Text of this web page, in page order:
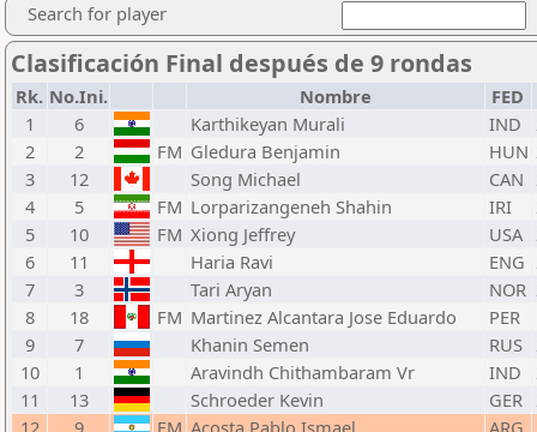
Search for player
Clasificación Final después de 9 rondas
Rk. No.Ini. Nombre FED
1
6 Karthikeyan Murali IND
2
2 FM Gledura Benjamin HUN
3
12 Song Michael CAN
4
5 FM Lorparizangeneh Shahin IRI
5
10 FM Xiong Jeffrey USA
6
11 Haria Ravi ENG
7
3 Tari Aryan NOR
8
18 FM Martinez Alcantara Jose Eduardo PER
9
7 Khanin Semen RUS
10
1 Aravindh Chithambaram Vr IND
11
13 Schroeder Kevin GER
12
9 FM Acosta Pablo Ismael ARG